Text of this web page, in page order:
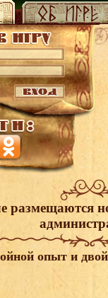
размещаются
опыт и